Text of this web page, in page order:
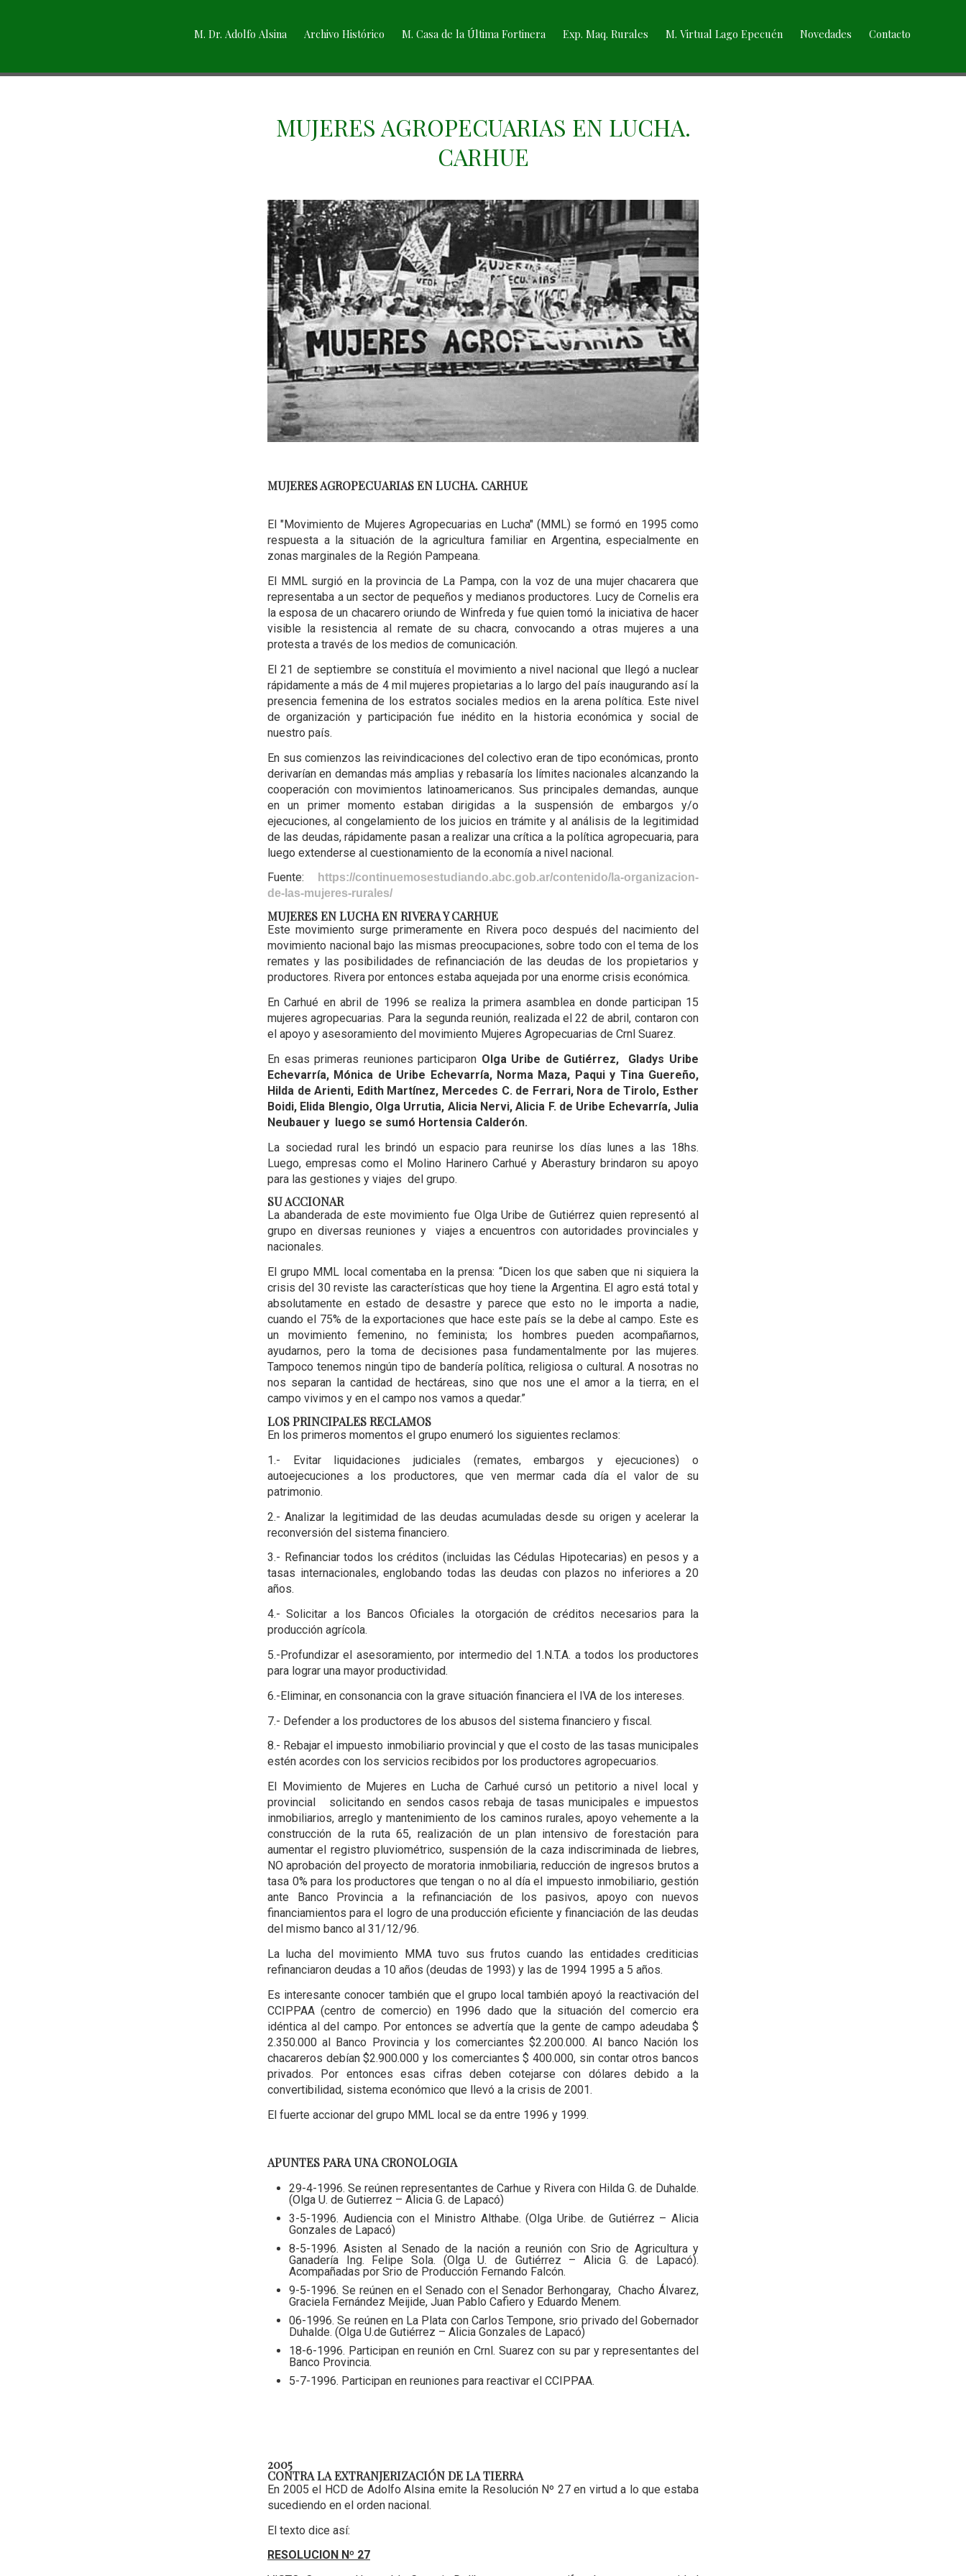
M. Dr. Adolfo Alsina Archivo Histórico M. Casa de la Última Fortinera Exp. Maq. Rurales M. Virtual Lago Epecuén Novedades Contacto
MUJERES AGROPECUARIAS EN LUCHA.
CARHUE
MUJERES AGROPECUARIAS EN LUCHA. CARHUE
El "Movimiento de Mujeres Agropecuarias en Lucha" (MML) se formó en 1995 como
respuesta a la situación de la agricultura familiar en Argentina, especialmente en
zonas marginales de la Región Pampeana.
El MML surgió en la provincia de La Pampa, con la voz de una mujer chacarera que
representaba a un sector de pequeños y medianos productores. Lucy de Cornelis era
la esposa de un chacarero oriundo de Winfreda y fue quien tomó la iniciativa de hacer
visible la resistencia al remate de su chacra, convocando a otras mujeres a una
protesta a través de los medios de comunicación.
El 21 de septiembre se constituía el movimiento a nivel nacional que llegó a nuclear
rápidamente a más de 4 mil mujeres propietarias a lo largo del país inaugurando así la
presencia femenina de los estratos sociales medios en la arena política. Este nivel
de organización y participación fue inédito en la historia económica y social de
nuestro país.
En sus comienzos las reivindicaciones del colectivo eran de tipo económicas, pronto
derivarían en demandas más amplias y rebasaría los límites nacionales alcanzando la
cooperación con movimientos latinoamericanos. Sus principales demandas, aunque
en un primer momento estaban dirigidas a la suspensión de embargos y/o
ejecuciones, al congelamiento de los juicios en trámite y al análisis de la legitimidad
de las deudas, rápidamente pasan a realizar una crítica a la política agropecuaria, para
luego extenderse al cuestionamiento de la economía a nivel nacional.
Fuente:
https://continuemosestudiando.abc.gob.ar/contenido/la-organizacion-
de-las-mujeres-rurales/
MUJERES EN LUCHA EN RIVERA Y CARHUE
Este movimiento surge primeramente en Rivera poco después del nacimiento del
movimiento nacional bajo las mismas preocupaciones, sobre todo con el tema de los
remates y las posibilidades de refinanciación de las deudas de los propietarios y
productores. Rivera por entonces estaba aquejada por una enorme crisis económica.
En Carhué en abril de 1996 se realiza la primera asamblea en donde participan 15
mujeres agropecuarias. Para la segunda reunión, realizada el 22 de abril, contaron con
el apoyo y asesoramiento del movimiento Mujeres Agropecuarias de Crnl Suarez.
En esas primeras reuniones participaron Olga Uribe de Gutiérrez, Gladys Uribe
Echevarría, Mónica de Uribe Echevarría, Norma Maza, Paqui y Tina Guereño,
Hilda de Arienti, Edith Martínez, Mercedes C. de Ferrari, Nora de Tirolo, Esther
Boidi, Elida Blengio, Olga Urrutia, Alicia Nervi, Alicia F. de Uribe Echevarría, Julia
Neubauer y luego se sumó Hortensia Calderón.
La sociedad rural les brindó un espacio para reunirse los días lunes a las 18hs.
Luego, empresas como el Molino Harinero Carhué y Aberastury brindaron su apoyo
para las gestiones y viajes del grupo.
SU ACCIONAR
La abanderada de este movimiento fue Olga Uribe de Gutiérrez quien representó al
grupo en diversas reuniones y viajes a encuentros con autoridades provinciales y
nacionales.
El grupo MML local comentaba en la prensa: “Dicen los que saben que ni siquiera la
crisis del 30 reviste las características que hoy tiene la Argentina. El agro está total y
absolutamente en estado de desastre y parece que esto no le importa a nadie,
cuando el 75% de la exportaciones que hace este país se la debe al campo. Este es
un movimiento femenino, no feminista; los hombres pueden acompañarnos,
ayudarnos, pero la toma de decisiones pasa fundamentalmente por las mujeres.
Tampoco tenemos ningún tipo de bandería política, religiosa o cultural. A nosotras no
nos separan la cantidad de hectáreas, sino que nos une el amor a la tierra; en el
campo vivimos y en el campo nos vamos a quedar.”
LOS PRINCIPALES RECLAMOS
En los primeros momentos el grupo enumeró los siguientes reclamos:
1.- Evitar liquidaciones judiciales (remates, embargos y ejecuciones) o
autoejecuciones a los productores, que ven mermar cada día el valor de su
patrimonio.
2.- Analizar la legitimidad de las deudas acumuladas desde su origen y acelerar la
reconversión del sistema financiero.
3.- Refinanciar todos los créditos (incluidas las Cédulas Hipotecarias) en pesos y a
tasas internacionales, englobando todas las deudas con plazos no inferiores a 20
años.
4.- Solicitar a los Bancos Oficiales la otorgación de créditos necesarios para la
producción agrícola.
5.-Profundizar el asesoramiento, por intermedio del 1.N.T.A. a todos los productores
para lograr una mayor productividad.
6.-Eliminar, en consonancia con la grave situación financiera el IVA de los intereses.
7.- Defender a los productores de los abusos del sistema financiero y fiscal.
8.- Rebajar el impuesto inmobiliario provincial y que el costo de las tasas municipales
estén acordes con los servicios recibidos por los productores agropecuarios.
El Movimiento de Mujeres en Lucha de Carhué cursó un petitorio a nivel local y
provincial solicitando en sendos casos rebaja de tasas municipales e impuestos
inmobiliarios, arreglo y mantenimiento de los caminos rurales, apoyo vehemente a la
construcción de la ruta 65, realización de un plan intensivo de forestación para
aumentar el registro pluviométrico, suspensión de la caza indiscriminada de liebres,
NO aprobación del proyecto de moratoria inmobiliaria, reducción de ingresos brutos a
tasa 0% para los productores que tengan o no al día el impuesto inmobiliario, gestión
ante Banco Provincia a la refinanciación de los pasivos, apoyo con nuevos
financiamientos para el logro de una producción eficiente y financiación de las deudas
del mismo banco al 31/12/96.
La lucha del movimiento MMA tuvo sus frutos cuando las entidades crediticias
refinanciaron deudas a 10 años (deudas de 1993) y las de 1994 1995 a 5 años.
Es interesante conocer también que el grupo local también apoyó la reactivación del
CCIPPAA (centro de comercio) en 1996 dado que la situación del comercio era
idéntica al del campo. Por entonces se advertía que la gente de campo adeudaba $
2.350.000 al Banco Provincia y los comerciantes $2.200.000. Al banco Nación los
chacareros debían $2.900.000 y los comerciantes $ 400.000, sin contar otros bancos
privados. Por entonces esas cifras deben cotejarse con dólares debido a la
convertibilidad, sistema económico que llevó a la crisis de 2001.
El fuerte accionar del grupo MML local se da entre 1996 y 1999.
APUNTES PARA UNA CRONOLOGIA
29-4-1996. Se reúnen representantes de Carhue y Rivera con Hilda G. de Duhalde.
(Olga U. de Gutierrez – Alicia G. de Lapacó)
3-5-1996. Audiencia con el Ministro Althabe. (Olga Uribe. de Gutiérrez – Alicia
Gonzales de Lapacó)
8-5-1996. Asisten al Senado de la nación a reunión con Srio de Agricultura y
Ganadería Ing. Felipe Sola. (Olga U. de Gutiérrez – Alicia G. de Lapacó).
Acompañadas por Srio de Producción Fernando Falcón.
9-5-1996. Se reúnen en el Senado con el Senador Berhongaray, Chacho Álvarez,
Graciela Fernández Meijide, Juan Pablo Cafiero y Eduardo Menem.
06-1996. Se reúnen en La Plata con Carlos Tempone, srio privado del Gobernador
Duhalde. (Olga U.de Gutiérrez – Alicia Gonzales de Lapacó)
18-6-1996. Participan en reunión en Crnl. Suarez con su par y representantes del
Banco Provincia.
5-7-1996. Participan en reuniones para reactivar el CCIPPAA.
2005
CONTRA LA EXTRANJERIZACIÓN DE LA TIERRA
En 2005 el HCD de Adolfo Alsina emite la Resolución Nº 27 en virtud a lo que estaba
sucediendo en el orden nacional.
El texto dice así:
RESOLUCION Nº 27